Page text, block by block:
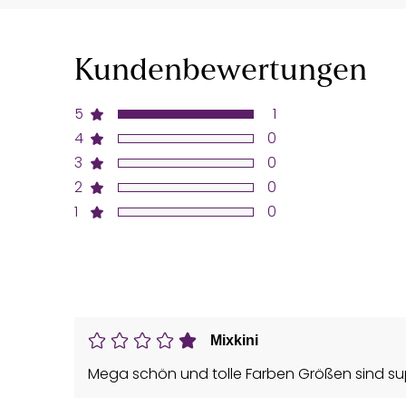
Kundenbewertungen
5
4
3
2
1
1
0
0
0
0
Mixkini
Mega schön und tolle Farben Größen sind